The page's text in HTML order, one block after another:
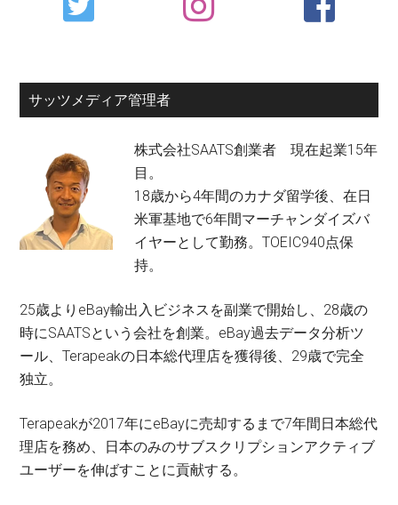
Sidebar
サッツメディア管理者
株式会社SAATS創業者 現在起業15年
目。
18歳から4年間のカナダ留学後、在日
米軍基地で6年間マーチャンダイズバ
イヤーとして勤務。TOEIC940点保
持。
25歳よりeBay輸出入ビジネスを副業で開始し、28歳の
時にSAATSという会社を創業。eBay過去データ分析ツ
ール、Terapeakの日本総代理店を獲得後、29歳で完全
独立。
Terapeakが2017年にeBayに売却するまで7年間日本総代
理店を務め、日本のみのサブスクリプションアクティブ
ユーザーを伸ばすことに貢献する。